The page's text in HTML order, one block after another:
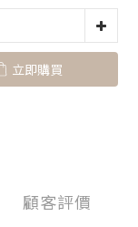
立即購買
顧客評價